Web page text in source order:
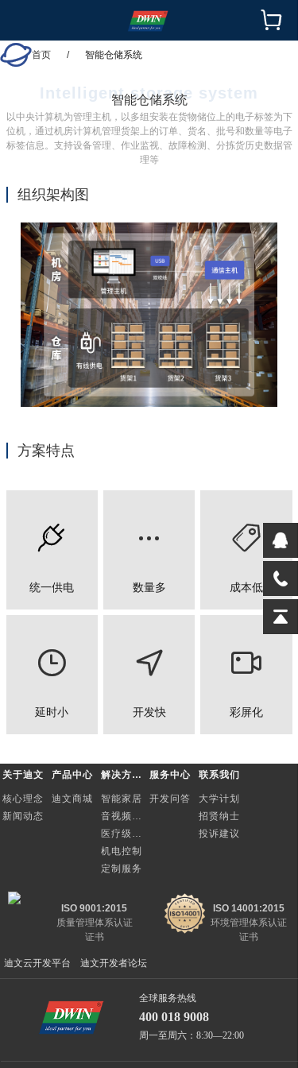

首页 / 智能仓储系统
Intelligent storage system
智能仓储系统
以中央计算机为管理主机，以多组安装在货物储位上的电子标签为下
位机，通过机房计算机管理货架上的订单、货名、批号和数量等电子
标签信息。支持设备管理、作业监视、故障检测、分拣货历史数据管
理等
组织架构图
方案特点

统一供电

数量多

成本低

延时小

开发快

彩屏化
关于迪文
核心理念
新闻动态
产品中心
迪文商城
解决方案与定制
智能家居
音视频总线
医疗级电源
机电控制
定制服务
服务中心
开发问答
联系我们
大学计划
招贤纳士
投诉建议
ISO 9001:2015
质量管理体系认证
证书
ISO 14001:2015
环境管理体系认证
证书
全球服务热线
400 018 9008
周一至周六：8:30—22:00
迪文云开发平台 迪文开发者论坛